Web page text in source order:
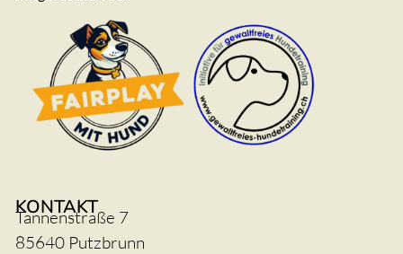
KONTAKT
Tannenstraße 7
85640 Putzbrunn